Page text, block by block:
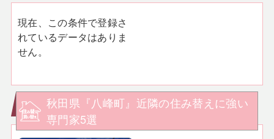
現在、この条件で登録さ
れているデータはありま
せん。
秋田県『八峰町』近隣の住み替えに強い
専門家5選